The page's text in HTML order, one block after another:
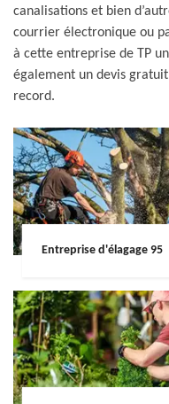
canalisations et bien
courrier électronique ou
à cette entreprise de TP
également un devis
record.
Entreprise d'élagage 95